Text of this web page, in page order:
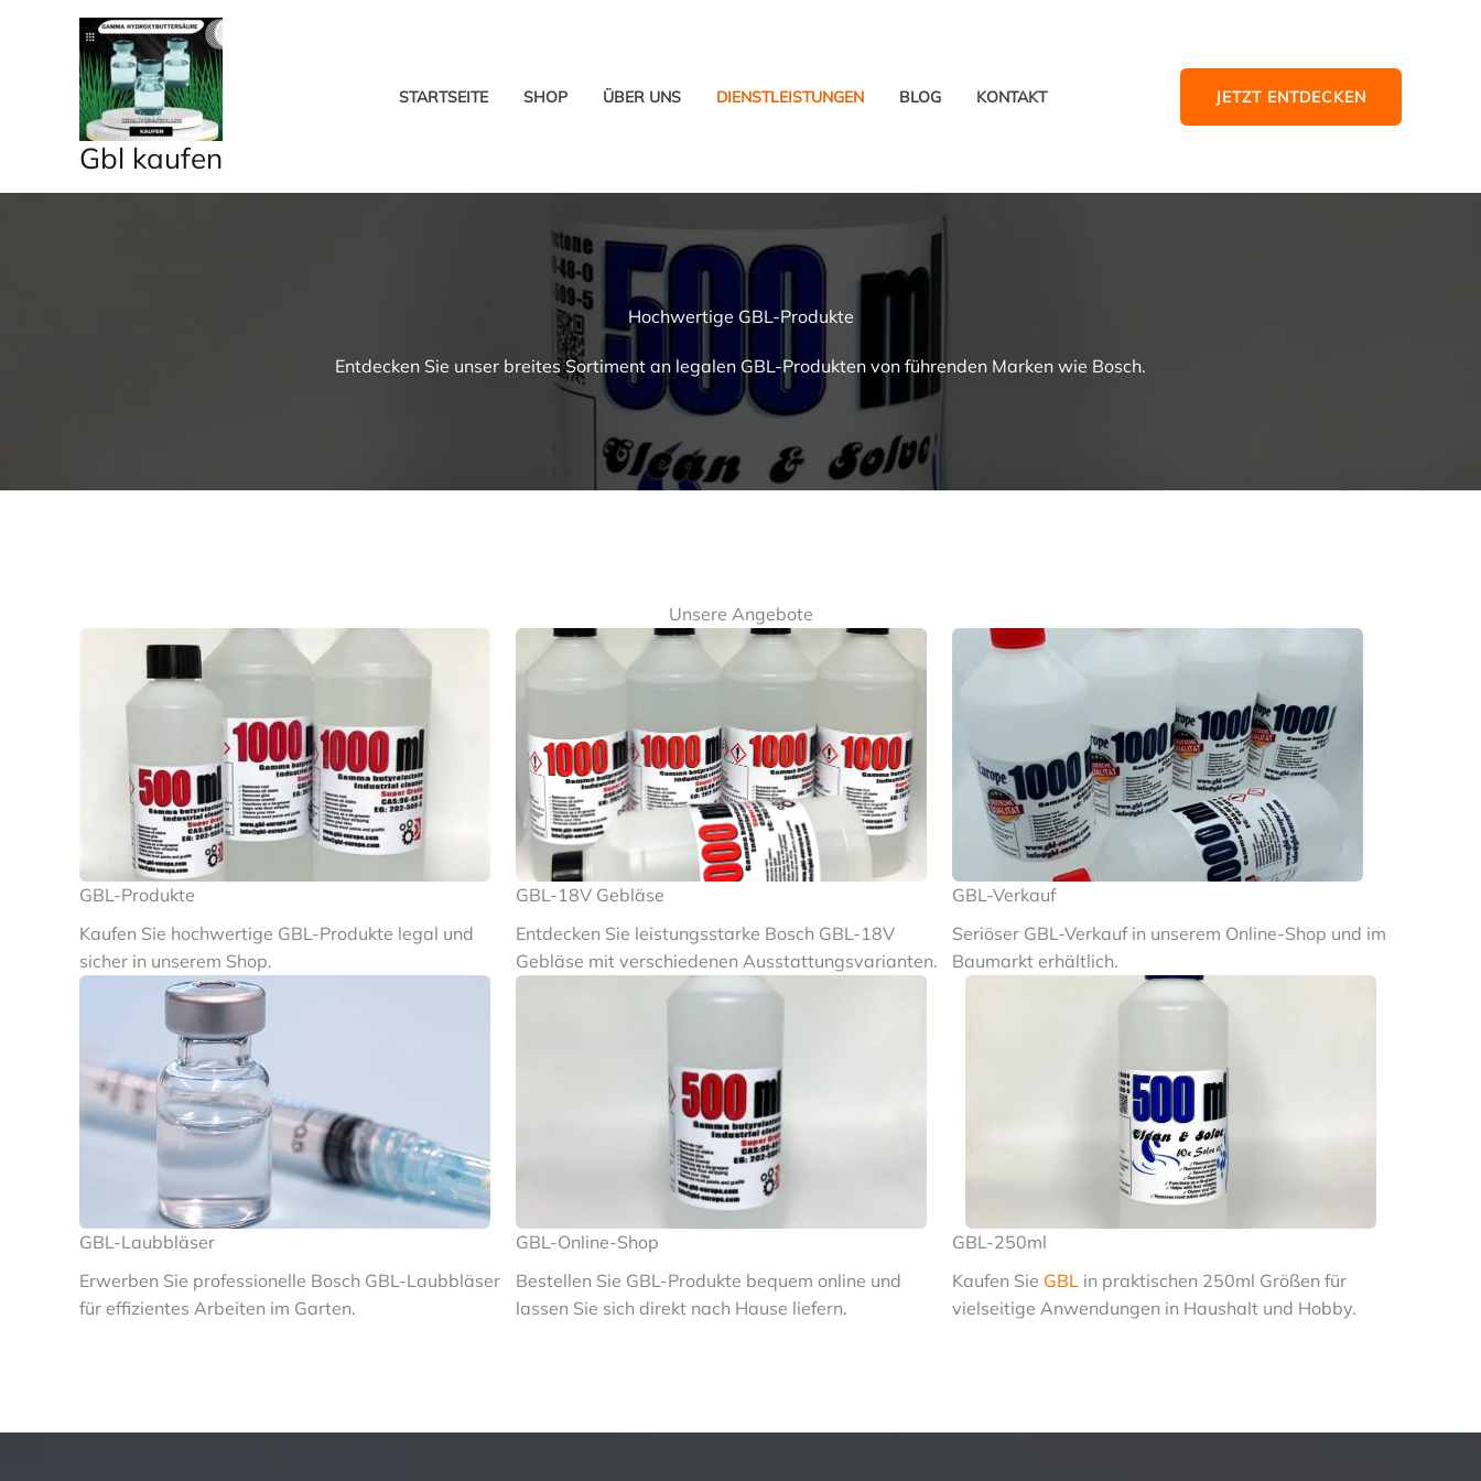
Gbl kaufen
STARTSEITE SHOP ÜBER UNS DIENSTLEISTUNGEN BLOG KONTAKT JETZT ENTDECKEN
Hochwertige GBL-Produkte
Entdecken Sie unser breites Sortiment an legalen GBL-Produkten von führenden Marken wie Bosch.
Unsere Angebote
GBL-Produkte
Kaufen Sie hochwertige GBL-Produkte legal und
sicher in unserem Shop.
GBL-18V Gebläse
Entdecken Sie leistungsstarke Bosch GBL-18V
Gebläse mit verschiedenen Ausstattungsvarianten.
GBL-Verkauf
Seriöser GBL-Verkauf in unserem Online-Shop und im
Baumarkt erhältlich.
GBL-Laubbläser
Erwerben Sie professionelle Bosch GBL-Laubbläser
für effizientes Arbeiten im Garten.
GBL-Online-Shop
Bestellen Sie GBL-Produkte bequem online und
lassen Sie sich direkt nach Hause liefern.
GBL-250ml
Kaufen Sie GBL in praktischen 250ml Größen für
vielseitige Anwendungen in Haushalt und Hobby.